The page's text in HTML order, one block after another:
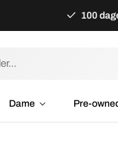
100
Dame Pre-